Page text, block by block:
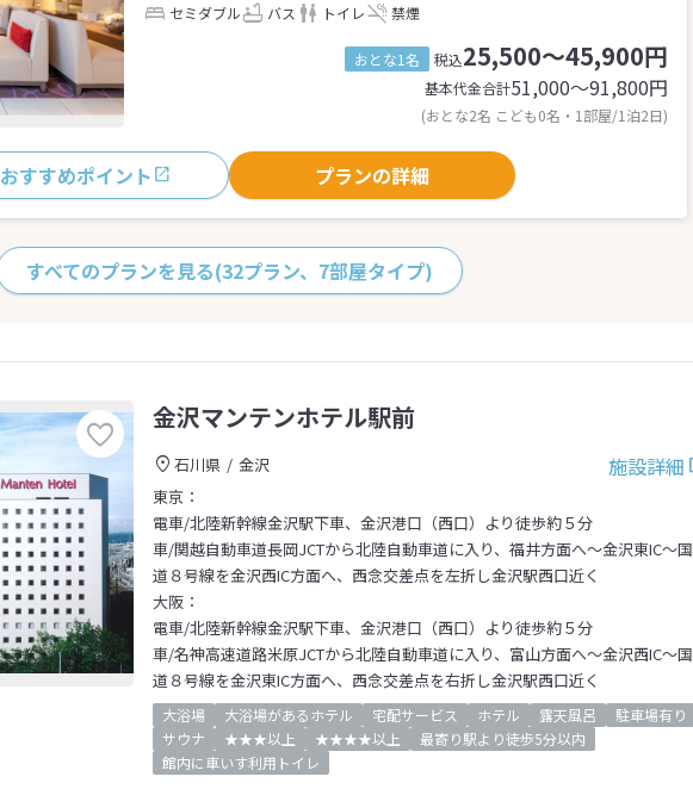
セミダブル
バス トイレ 禁煙
おとな1名 税込25,500～45,900円
基本代金合計51,000〜91,800円
(おとな2名 こども0名・1部屋/1泊2日)
おすすめポイント プランの詳細
すべてのプランを見る(32プラン、7部屋タイプ)
金沢マンテンホテル駅前
施設詳細
石川県
金沢
東京：
電車/北陸新幹線金沢駅下車、金沢港口（西口）より徒歩約５分
車/関越自動車道長岡JCTから北陸自動車道に入り、福井方面へ～金沢東IC～国
道８号線を金沢西IC方面へ、西念交差点を左折し金沢駅西口近く
大阪：
電車/北陸新幹線金沢駅下車、金沢港口（西口）より徒歩約５分
車/名神高速道路米原JCTから北陸自動車道に入り、富山方面へ～金沢西IC～国
道８号線を金沢東IC方面へ、西念交差点を右折し金沢駅西口近く
大浴場 大浴場があるホテル 宅配サービス ホテル 露天風呂
駐車場有り
サウナ
★★★以上 ★★★★以上
最寄り駅より徒歩5分以内
館内に車いす利用トイレ